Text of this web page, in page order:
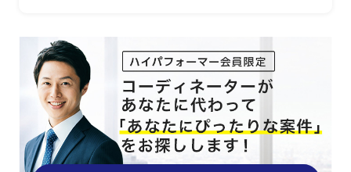
・プロジェクト計画書・WBS・スケジュ
ール管理の主体的な運用、予算・コスト
管理のサポート